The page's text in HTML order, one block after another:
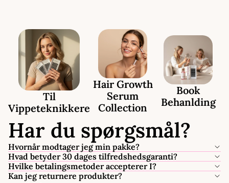
Til
Vippeteknikkere
Hair Growth
Serum
Collection
Book
Behanlding
Har du spørgsmål?
Hvornår modtager jeg min pakke?
Hvad betyder 30 dages tilfredshedsgaranti?
Hvilke betalingsmetoder accepterer I?
Kan jeg returnere produkter?